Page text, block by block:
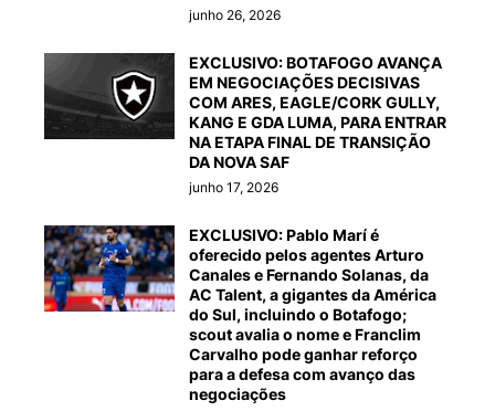
junho 26, 2026
EXCLUSIVO: BOTAFOGO AVANÇA
EM NEGOCIAÇÕES DECISIVAS
COM ARES, EAGLE/CORK GULLY,
KANG E GDA LUMA, PARA ENTRAR
NA ETAPA FINAL DE TRANSIÇÃO
DA NOVA SAF
junho 17, 2026
EXCLUSIVO: Pablo Marí é
oferecido pelos agentes Arturo
Canales e Fernando Solanas, da
AC Talent, a gigantes da América
do Sul, incluindo o Botafogo;
scout avalia o nome e Franclim
Carvalho pode ganhar reforço
para a defesa com avanço das
negociações